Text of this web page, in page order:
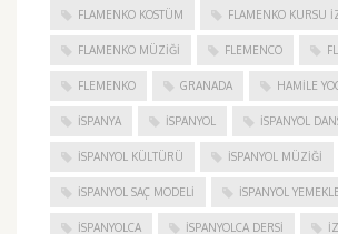
FLAMENKO KOSTÜM FLAMENKO KURSU
FLAMENKO MÜZIĞI FLEMENCO
FLEMENKO GRANADA HAMILE
ISPANYA İSPANYOL İSPANYOL
İSPANYOL KÜLTÜRÜ İSPANYOL MÜZIĞI
İSPANYOL SAÇ MODELI İSPANYOL
İSPANYOLCA İSPANYOLCA DERSI